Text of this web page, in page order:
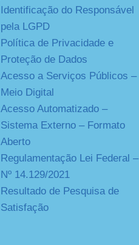
Identificação do Responsável
pela LGPD
Política de Privacidade e
Proteção de Dados
Acesso a Serviços Públicos –
Meio Digital
Acesso Automatizado –
Sistema Externo – Formato
Aberto
Regulamentação Lei Federal –
Nº 14.129/2021
Resultado de Pesquisa de
Satisfação